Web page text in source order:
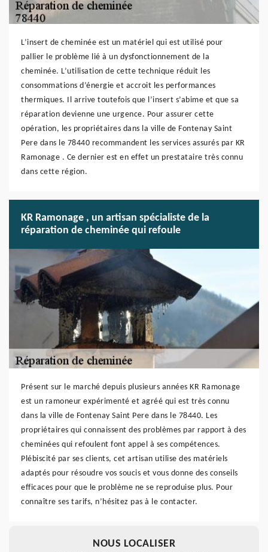
L’insert de cheminée est un matériel qui est utilisé pour
pallier le problème lié à un dysfonctionnement de la
cheminée. L’utilisation de cette technique réduit les
consommations d’énergie et accroit les performances
thermiques. Il arrive toutefois que l’insert s’abime et que sa
réparation devienne une urgence. Pour assurer cette
opération, les propriétaires dans la ville de Fontenay Saint
Pere dans le 78440 recommandent les services assurés par KR
Ramonage . Ce dernier est en effet un prestataire très connu
dans cette région.
KR Ramonage , un artisan spécialiste de la
réparation de cheminée qui refoule
Présent sur le marché depuis plusieurs années KR Ramonage
est un ramoneur expérimenté et agréé qui est très connu
dans la ville de Fontenay Saint Pere dans le 78440. Les
propriétaires qui connaissent des problèmes par rapport à des
cheminées qui refoulent font appel à ses compétences.
Plébiscité par ses clients, cet artisan utilise des matériels
adaptés pour résoudre vos soucis et vous donne des conseils
efficaces pour que le problème ne se reproduise plus. Pour
connaître ses tarifs, n’hésitez pas à le contacter.
NOUS LOCALISER